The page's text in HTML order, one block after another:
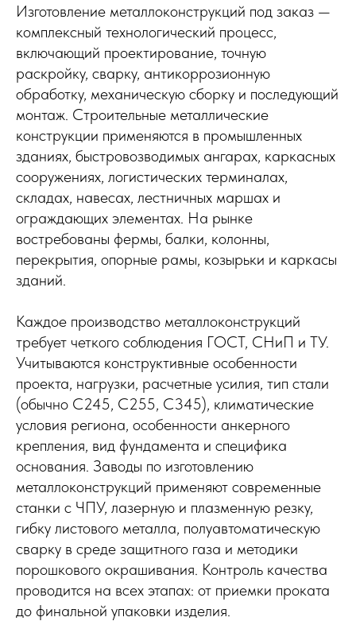
Изготовление металлоконструкций под заказ —
комплексный технологический процесс,
включающий проектирование, точную
раскройку, сварку, антикоррозионную
обработку, механическую сборку и последующий
монтаж. Строительные металлические
конструкции применяются в промышленных
зданиях, быстровозводимых ангарах, каркасных
сооружениях, логистических терминалах,
складах, навесах, лестничных маршах и
ограждающих элементах. На рынке
востребованы фермы, балки, колонны,
перекрытия, опорные рамы, козырьки и каркасы
зданий.
Каждое производство металлоконструкций
требует четкого соблюдения ГОСТ, СНиП и ТУ.
Учитываются конструктивные особенности
проекта, нагрузки, расчетные усилия, тип стали
(обычно С245, С255, С345), климатические
условия региона, особенности анкерного
крепления, вид фундамента и специфика
основания. Заводы по изготовлению
металлоконструкций применяют современные
станки с ЧПУ, лазерную и плазменную резку,
гибку листового металла, полуавтоматическую
сварку в среде защитного газа и методики
порошкового окрашивания. Контроль качества
проводится на всех этапах: от приемки проката
до финальной упаковки изделия.